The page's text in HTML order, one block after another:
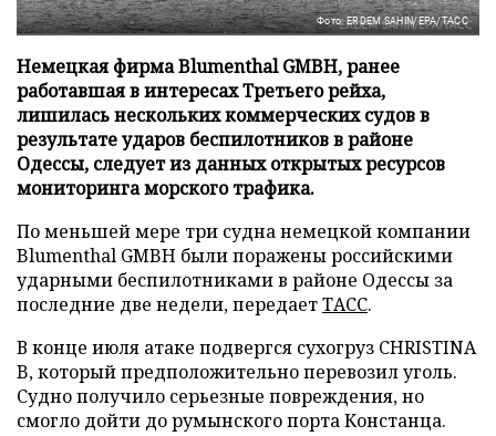
Фото: ERDEM SAHIN/EPA/ТАСС
Немецкая фирма Blumenthal GMBH, ранее
работавшая в интересах Третьего рейха,
лишилась нескольких коммерческих судов в
результате ударов беспилотников в районе
Одессы, следует из данных открытых ресурсов
мониторинга морского трафика.
По меньшей мере три судна немецкой компании
Blumenthal GMBH были поражены российскими
ударными беспилотниками в районе Одессы за
последние две недели, передаетТАСС.
В конце июля атаке подвергся сухогруз CHRISTINA
B, который предположительно перевозил уголь.
Судно получило серьезные повреждения, но
смогло дойти до румынского порта Констанца.